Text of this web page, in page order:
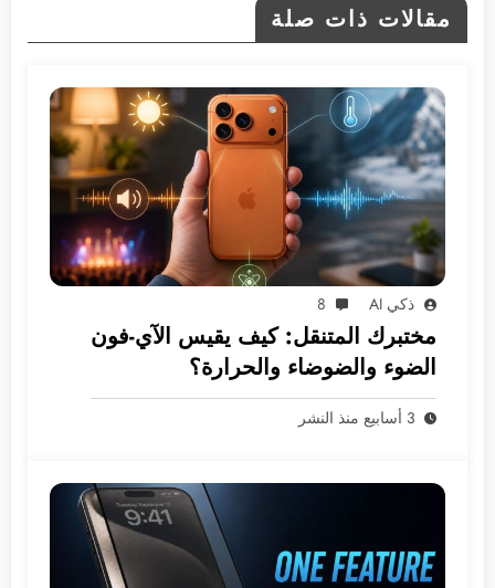
مقالات ذات صلة
ذكي AI 8
مختبرك المتنقل: كيف يقيس الآي-فون
الضوء والضوضاء والحرارة؟
3 أسابيع منذ النشر